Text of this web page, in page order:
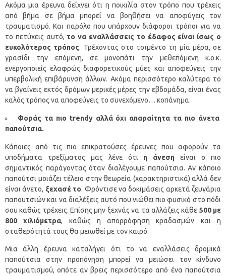
Ακόμα μια έρευνα δείχνει ότι η ποικιλία στον τρόπο που τρέχεις
από βήμα σε βήμα μπορεί να βοηθήσει να αποφύγεις τον
τραυματισμό. Και παρόλο που υπάρχουν διάφοροι τρόποι για να
το πετύχεις αυτό, το να εναλλάσσεις το έδαφος είναι ίσως ο
ευκολότερος τρόπος. Τρέχοντας στο τσιμέντο τη μία μέρα, σε
γρασίδι την επόμενη, σε μονοπάτι την μεθεπόμενη κ.ο.κ.
ενεργοποιείς ελαφρώς διαφορετικούς μύες και αποφεύγεις την
υπερβολική επιβάρυνση άλλων. Ακόμα περισσότερο καλύτερα το
να βγαίνεις εκτός δρόμων μερικές μέρες την εβδομάδα, είναι ένας
καλός τρόπος να αποφεύγεις το συνεχόμενο… κοπάνημα.
Φοράς τα πιο trendy αλλά όχι απαραίτητα τα πιο άνετα
παπούτσια.
Κάποιες από τις πιο επικρατούσες έρευνες που αφορούν τα
υποδήματα τρεξίματος μας λένε ότι η άνεση είναι ο πιο
σημαντικός παράγοντας όταν διαλέγουμε παπούτσια. Αν κάποιο
παπούτσι μοιάζει τέλειο στην θεωρεία (χαρακτηριστικά) αλλά δεν
είναι άνετο, ξεχασέ το. Φρόντισε να δοκιμάσεις αρκετά ζευγάρια
παπουτσιών και να διαλέξεις αυτό που νιώθει πιο φυσικό στο πόδι
σου καθώς τρέχεις. Επίσης μην ξεχνάς να τα αλλάζεις κάθε 500 με
800 χιλιόμετρα, καθώς η απορρόφηση κραδασμών και η
σταθερότητά τους θα μειωθεί με τον καιρό.
Μια άλλη έρευνα καταλήγει ότι το να εναλλάσεις δρομικά
παπούτσια στην προπόνηση μπορεί να μειώσει τον κίνδυνο
τραυματισμού, οπότε αν βρεις περισσότερο από ένα παπούτσια